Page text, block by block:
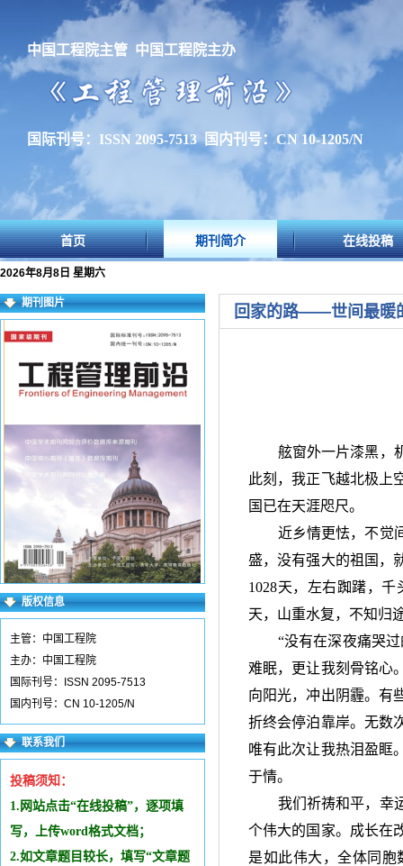
中国工程院主管 中国工程院主办
国际刊号：ISSN 2095-7513 国内刊号：CN 10-1205/N
首页 期刊简介 在线投稿
2026年8月8日 星期六
期刊图片
版权信息
主管：中国工程院
主办：中国工程院
国际刊号：ISSN 2095-7513
国内刊号：CN 10-1205/N
联系我们
投稿须知：
1.网站点击“在线投稿”，逐项填
写，上传word格式文档；
2.如文章题目较长，填写“文章题
回家的路——世间最暖
舷窗外一片漆黑，
此刻，我正飞越北极上
国已在天涯咫尺。
近乡情更怯，不觉
盛，没有强大的祖国，
1028天，左右踟躇，千
天，山重水复，不知归
“没有在深夜痛哭
难眠，更让我刻骨铭心
向阳光，冲出阴霾。有
折终会停泊靠岸。无数
唯有此次让我热泪盈眶
于情。
我们祈祷和平，幸
个伟大的国家。成长在
是如此伟大，全体同